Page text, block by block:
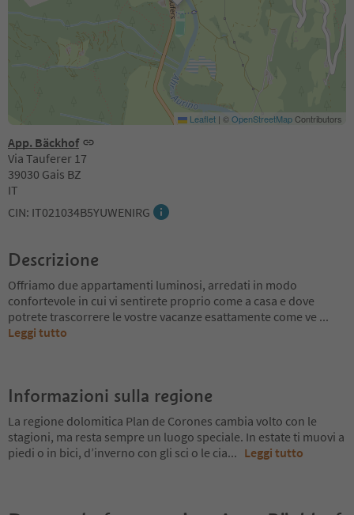
App. Bäckhof
Via Tauferer 17
39030 Gais BZ
IT
CIN: IT021034B5YUWENIRG
Leaflet | ©OpenStreetMapContributors
Descrizione
Offriamo due appartamenti luminosi, arredati in modo
confortevole in cui vi sentirete proprio come a casa e dove
potrete trascorrere le vostre vacanze esattamente come ve ...
Leggi tutto
Informazioni sulla regione
La regione dolomitica Plan de Corones cambia volto con le
stagioni, ma resta sempre un luogo speciale. In estate ti muovi a
piedi o in bici, d’inverno con gli sci o le cia... Leggi tutto